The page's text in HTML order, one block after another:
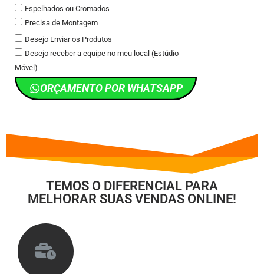
Espelhados ou Cromados
Precisa de Montagem
Desejo Enviar os Produtos
Desejo receber a equipe no meu local (Estúdio
Móvel)
ORÇAMENTO POR WHATSAPP
TEMOS O DIFERENCIAL PARA
MELHORAR SUAS VENDAS ONLINE!